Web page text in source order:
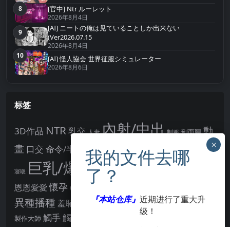
第8名
8 [官中] Ntr ルーレット
2026年8月4日
第9名
9
[AI] ニートの俺は见ていることしか出来ない
(Ver2026.07.15
2026年8月4日
第10名
10 [AI] 怪人協会 世界征服シミュレーター
2026年8月6日
标签
3D作品 NTR乳交 人妻 內射/中出 制服 剖面圖 動
畫 口交 命令/半推半就 多P 女主角 姊姊正太 學校/校園
寢取 巨乳/爆乳幻想 強制播種
恩恩愛愛 懷孕 戰鬥H
異種播種 羞恥/恥辱 羞辱 肛交 胸部/奶子 著衣 處女
製作大師 觸手 觸摸 酪梨
『本站仓库』 近期进行了重大升
级！